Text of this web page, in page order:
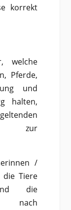
korrekt
welche
Pferde,
und
halten,
zur
/
die Tiere
die
nach